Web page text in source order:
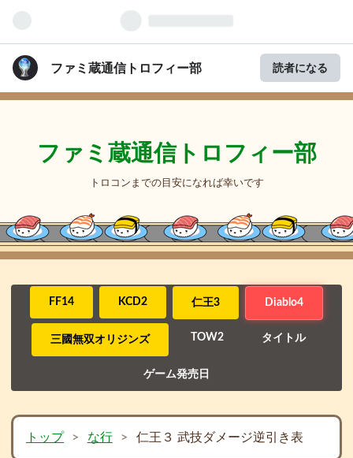
ファミ蔵通信トロフィー部 読者になる
ファミ蔵通信トロフィー部
トロコンまでの目安になれば幸いです
FF14 KCD2 仁王3 Diablo4
三國無双オリジンズ TOW2 タイトル
ゲーム発売日
トップ > な行 > 仁王３ 武技ダメージ逆引き表